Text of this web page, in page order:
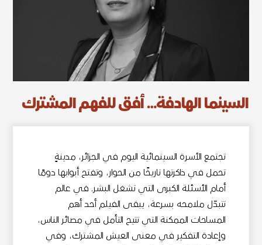
السينما الهادفة… أفق للفهم المشترك
تجتمع الأسرة السينمائية اليوم في الجزائر، مدينةٍ
تحمل في ذاكرتها تاريخًا من الحوار، وتفتح أبوابها دومًا
أمام الأسئلة الكبرى التي تشغل البشر. في عالم
تتبدّل ملامحه بسرعة، يبقى الفيلم أحد أهم
المساحات الممكنة التي تتيح التأمل في مصائر الناس،
وإعادة التفكير في معنى العيش المشترك، وفي